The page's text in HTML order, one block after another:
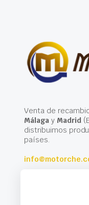
Venta de
Málagay Madrid
distribuimos
países.